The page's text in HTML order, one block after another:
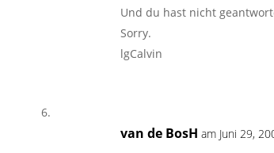
Und du hast nicht
Sorry.
lgCalvin
van de BosH am Juni 29,